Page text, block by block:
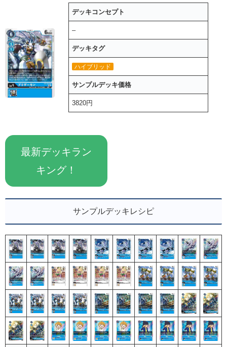
デッキコンセプト
–
デッキタグ
ハイブリッド
サンプルデッキ価格
3820円
最新デッキラン
キング！
サンプルデッキレシピ